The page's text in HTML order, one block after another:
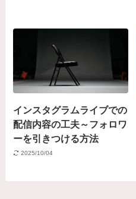
インスタグラムライブでの
配信内容の工夫～フォロワ
ーを引きつける方法
2025/10/04